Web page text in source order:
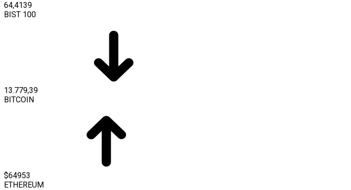
64,4139
BIST 100
13.779,39
BITCOIN
$64953
ETHEREUM